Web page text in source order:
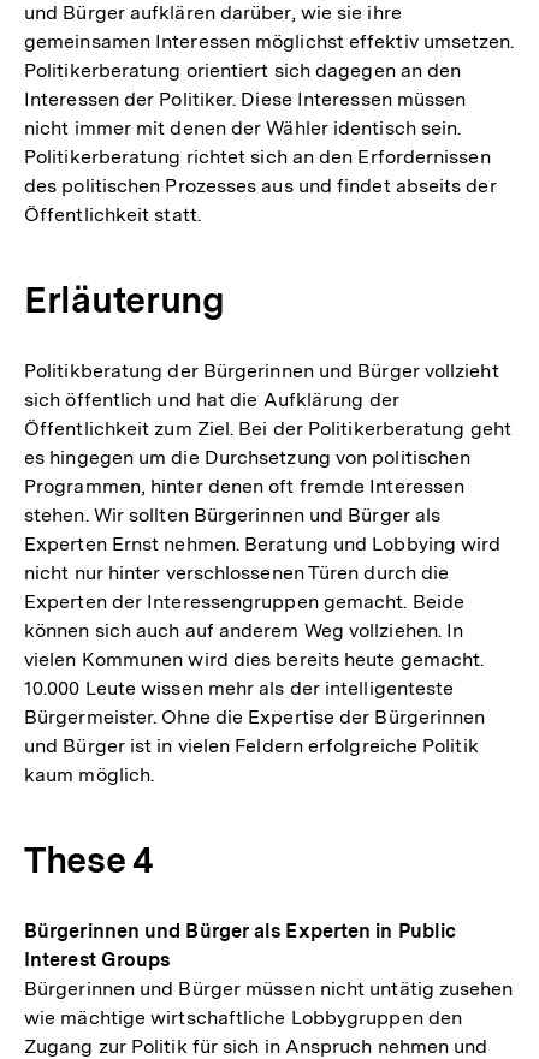
und Bürger aufklären darüber, wie sie ihre
gemeinsamen Interessen möglichst effektiv umsetzen.
Politikerberatung orientiert sich dagegen an den
Interessen der Politiker. Diese Interessen müssen
nicht immer mit denen der Wähler identisch sein.
Politikerberatung richtet sich an den Erfordernissen
des politischen Prozesses aus und findet abseits der
Öffentlichkeit statt.
Erläuterung
Politikberatung der Bürgerinnen und Bürger vollzieht
sich öffentlich und hat die Aufklärung der
Öffentlichkeit zum Ziel. Bei der Politikerberatung geht
es hingegen um die Durchsetzung von politischen
Programmen, hinter denen oft fremde Interessen
stehen. Wir sollten Bürgerinnen und Bürger als
Experten Ernst nehmen. Beratung und Lobbying wird
nicht nur hinter verschlossenen Türen durch die
Experten der Interessengruppen gemacht. Beide
können sich auch auf anderem Weg vollziehen. In
vielen Kommunen wird dies bereits heute gemacht.
10.000 Leute wissen mehr als der intelligenteste
Bürgermeister. Ohne die Expertise der Bürgerinnen
und Bürger ist in vielen Feldern erfolgreiche Politik
kaum möglich.
These 4
Bürgerinnen und Bürger als Experten in Public
Interest Groups
Bürgerinnen und Bürger müssen nicht untätig zusehen
wie mächtige wirtschaftliche Lobbygruppen den
Zugang zur Politik für sich in Anspruch nehmen und